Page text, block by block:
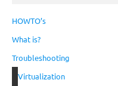
HOWTO’s
What is?
Troubleshooting
Virtualization